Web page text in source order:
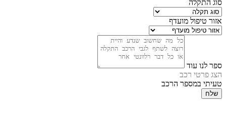
סוג התקלה
אזור טיפול מועדף
ספר לנו עוד
הצג פרטי רכב
טעיתי במספר הרכב
שלח